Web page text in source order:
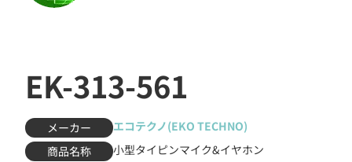
EK-313-561
メーカー
エコテクノ(EKO TECHNO)
商品名称
小型タイピンマイク&イヤホン